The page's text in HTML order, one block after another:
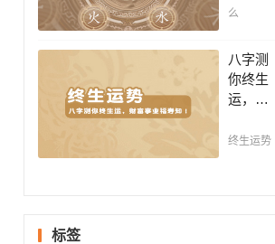
运一
晓五
行，把
控起伏
波澜，
缺，助
么
八字测
你终生
运，财
福寿
终生运势
标签